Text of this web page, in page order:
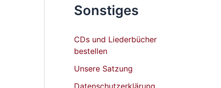
Sonstiges
CDs und Liederbücher
bestellen
Unsere Satzung